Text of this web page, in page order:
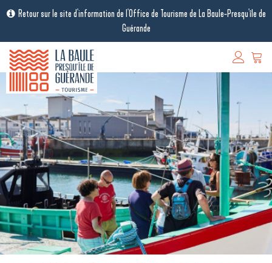
Retour sur le site d'information de l'Office de Tourisme de La Baule-Presqu'île de
Guérande